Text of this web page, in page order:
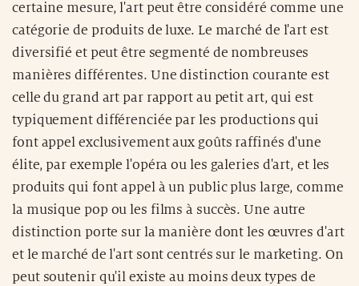
certaine mesure, l'art peut être considéré comme une
catégorie de produits de luxe. Le marché de l'art est
diversifié et peut être segmenté de nombreuses
manières différentes. Une distinction courante est
celle du grand art par rapport au petit art, qui est
typiquement différenciée par les productions qui
font appel exclusivement aux goûts raffinés d'une
élite, par exemple l'opéra ou les galeries d'art, et les
produits qui font appel à un public plus large, comme
la musique pop ou les films à succès. Une autre
distinction porte sur la manière dont les œuvres d'art
et le marché de l'art sont centrés sur le marketing. On
peut soutenir qu'il existe au moins deux types de